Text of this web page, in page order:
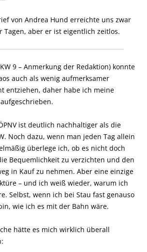
von Andrea Hund erreichte uns zwar
Tagen, aber er ist eigentlich zeitlos.
9 – Anmerkung der Redaktion) konnte
auch als wenig aufmerksamer
entziehen, daher habe ich meine
ist deutlich nachhaltiger als die
Noch dazu, wenn man jeden Tag allein
überlege ich, ob es nicht doch
Bequemlichkeit zu verzichten und den
in Kauf zu nehmen. Aber eine einzige
– und ich weiß wieder, warum ich
Selbst, wenn ich bei Stau fast genauso
wie ich es mit der Bahn wäre.
hätte es mich wirklich überall